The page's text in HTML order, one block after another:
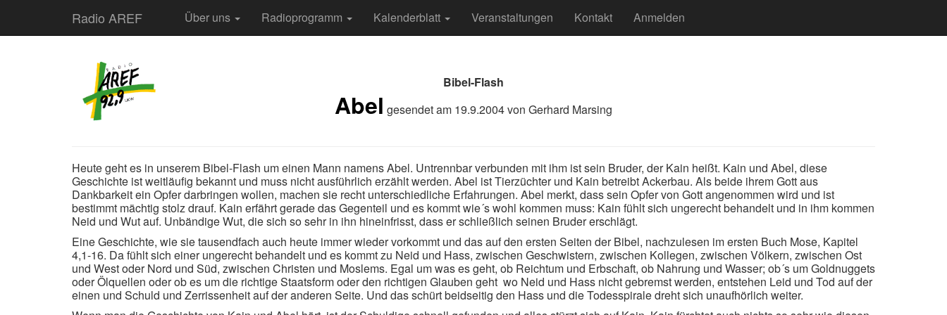
Radio AREF Über uns Radioprogramm Kalenderblatt Veranstaltungen Kontakt Anmelden
Bibel-Flash
Abel gesendet am 19.9.2004von Gerhard Marsing
Heute geht es in unserem Bibel-Flash um einen Mann namens Abel. Untrennbar verbunden mit ihm ist sein Bruder, der Kain heißt. Kain und Abel, diese
Geschichte ist weitläufig bekannt und muss nicht ausführlich erzählt werden. Abel ist Tierzüchter und Kain betreibt Ackerbau. Als beide ihrem Gott aus
Dankbarkeit ein Opfer darbringen wollen, machen sie recht unterschiedliche Erfahrungen. Abel merkt, dass sein Opfer von Gott angenommen wird und ist
bestimmt mächtig stolz drauf. Kain erfährt gerade das Gegenteil und es kommt wie´s wohl kommen muss: Kain fühlt sich ungerecht behandelt und in ihm kommen
Neid und Wut auf. Unbändige Wut, die sich so sehr in ihn hineinfrisst, dass er schließlich seinen Bruder erschlägt.
Eine Geschichte, wie sie tausendfach auch heute immer wieder vorkommt und das auf den ersten Seiten der Bibel, nachzulesen im ersten Buch Mose, Kapitel
4,1-16. Da fühlt sich einer ungerecht behandelt und es kommt zu Neid und Hass, zwischen Geschwistern, zwischen Kollegen, zwischen Völkern, zwischen Ost
und West oder Nord und Süd, zwischen Christen und Moslems. Egal um was es geht, ob Reichtum und Erbschaft, ob Nahrung und Wasser; ob´s um Goldnuggets
oder Ölquellen oder ob es um die richtige Staatsform oder den richtigen Glauben geht  wo Neid und Hass nicht gebremst werden, entstehen Leid und Tod auf der
einen und Schuld und Zerrissenheit auf der anderen Seite. Und das schürt beidseitig den Hass und die Todesspirale dreht sich unaufhörlich weiter.